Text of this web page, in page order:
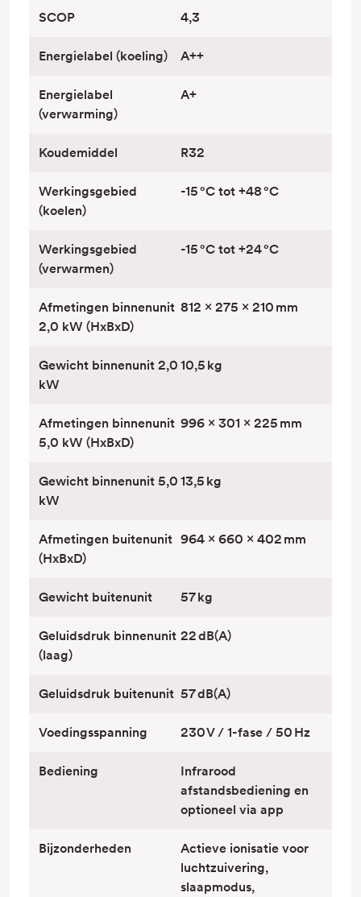
SCOP 4,3
Energielabel (koeling) A++
Energielabel
(verwarming)
A+
Koudemiddel R32
Werkingsgebied
(koelen)
-15 °C tot +48 °C
Werkingsgebied
(verwarmen)
-15 °C tot +24 °C
Afmetingen binnenunit
2,0 kW (HxBxD)
812 × 275 × 210 mm
Gewicht binnenunit 2,0
kW
10,5 kg
Afmetingen binnenunit
5,0 kW (HxBxD)
996 × 301 × 225 mm
Gewicht binnenunit 5,0
kW
13,5 kg
Afmetingen buitenunit
(HxBxD)
964 × 660 × 402 mm
Gewicht buitenunit 57 kg
Geluidsdruk binnenunit
(laag)
22 dB(A)
Geluidsdruk buitenunit 57 dB(A)
Voedingsspanning 230 V / 1-fase / 50 Hz
Bediening
Infrarood
afstandsbediening en
optioneel via app
Bijzonderheden
Actieve ionisatie voor
luchtzuivering,
slaapmodus,